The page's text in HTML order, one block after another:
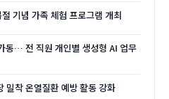
기념 가족 체험 프로그램 개최
동… 전 직원 개인별 생성형 AI 업무
밀착 온열질환 예방 활동 강화